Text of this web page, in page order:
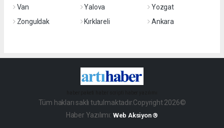
Van
Yalova
Yozgat
Zonguldak
Kırklareli Ankara
Tüm hakları saklı tutulmaktadır.Copyright 2026©
Haber Yazılımı: Web Aksiyon ®